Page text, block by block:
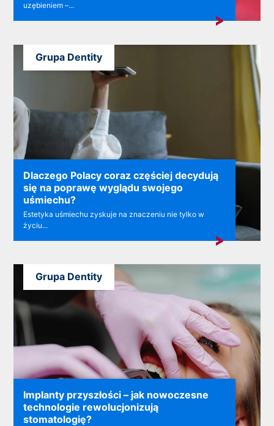
uzębieniem –...
Dlaczego Polacy coraz częściej decydują
się na poprawę wyglądu swojego
uśmiechu?
Estetyka uśmiechu zyskuje na znaczeniu nie tylko w
życiu...
Grupa Dentity
Implanty przyszłości – jak nowoczesne
technologie rewolucjonizują
stomatologię?
Grupa Dentity